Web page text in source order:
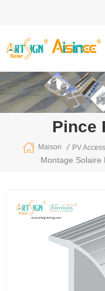
Pince
Maison / PV
Montage Solaire